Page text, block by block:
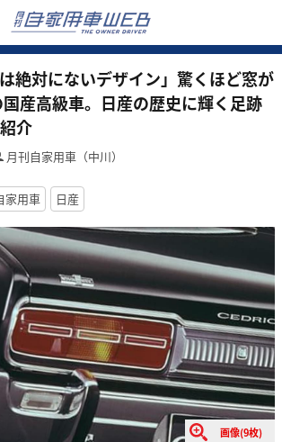
は絶対にないデザイン」驚くほど窓が
産高級車。日産の歴史に輝く足跡
介
月刊自家用車（中川）
家用車 日産
画像(9枚)